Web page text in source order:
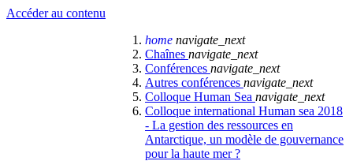
Accéder au contenu
home navigate_next
Chaînes navigate_next
Conférences navigate_next
Autres conférences navigate_next
Colloque Human Sea navigate_next
Colloque international Human sea 2018
- La gestion des ressources en
Antarctique, un modèle de gouvernance
pour la haute mer ?